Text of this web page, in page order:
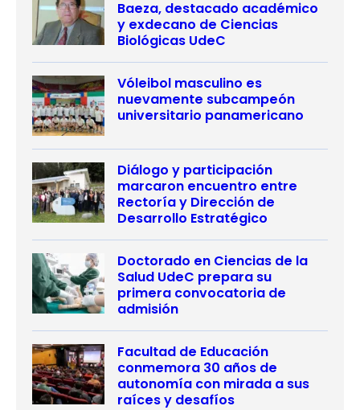
Baeza, destacado académico
y exdecano de Ciencias
Biológicas UdeC
Vóleibol masculino es
nuevamente subcampeón
universitario panamericano
Diálogo y participación
marcaron encuentro entre
Rectoría y Dirección de
Desarrollo Estratégico
Doctorado en Ciencias de la
Salud UdeC prepara su
primera convocatoria de
admisión
Facultad de Educación
conmemora 30 años de
autonomía con mirada a sus
raíces y desafíos